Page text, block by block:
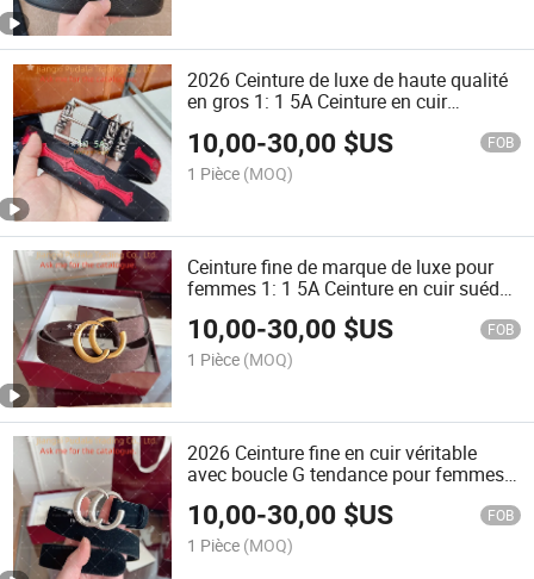
2026 Ceinture de luxe de haute qualité
en gros 1: 1 5A Ceinture en cuir
boucle à épingle, ceinture décontractée
pour jeans
10,00-30,00 $US FOB
1 Pièce (MOQ)
Ceinture fine de marque de luxe pour
femmes 1: 1 5A Ceinture en cuir suédé
de haute qualité avec boucle double
lettre pour femmes
10,00-30,00 $US FOB
1 Pièce (MOQ)
2026 Ceinture fine en cuir véritable
avec boucle G tendance pour femmes
1: 1 Ceinture inspirée des créateurs
pour jeans, robes pour femmes
10,00-30,00 $US FOB
1 Pièce (MOQ)